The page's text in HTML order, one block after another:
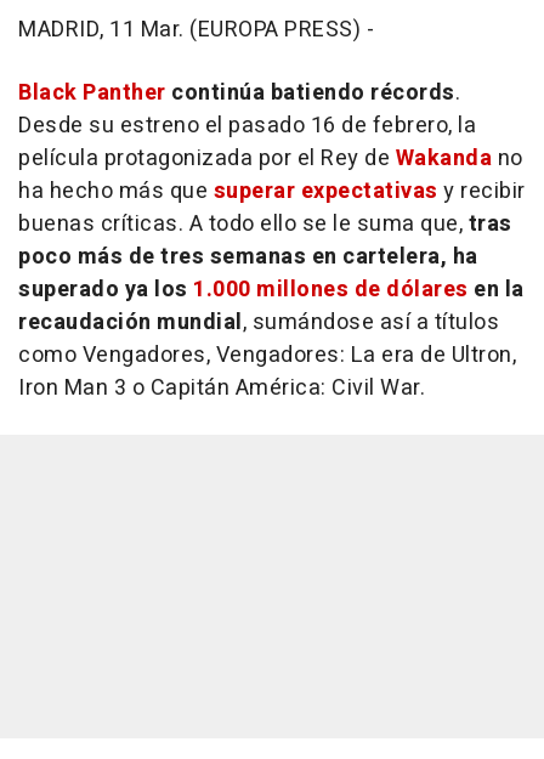
MADRID, 11 Mar. (EUROPA PRESS) -
Black Panther continúa batiendo récords.
Desde su estreno el pasado 16 de febrero, la
película protagonizada por el Rey de Wakanda no
ha hecho más que superar expectativas y recibir
buenas críticas. A todo ello se le suma que,tras
poco más de tres semanas en cartelera, ha
superado ya los 1.000 millones de dólares en la
recaudación mundial, sumándose así a títulos
comoVengadores, Vengadores: La era de Ultron,
Iron Man 3 o Capitán América: Civil War.